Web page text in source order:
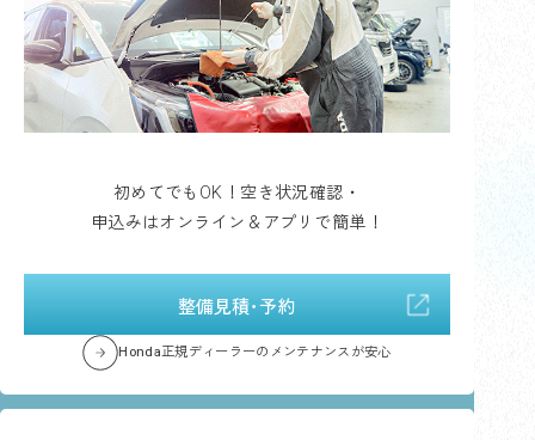
初めてでもOK！空き状況確認・
申込みはオンライン＆アプリで簡単！
整備見積･予約
Honda正規ディーラーのメンテナンスが安心